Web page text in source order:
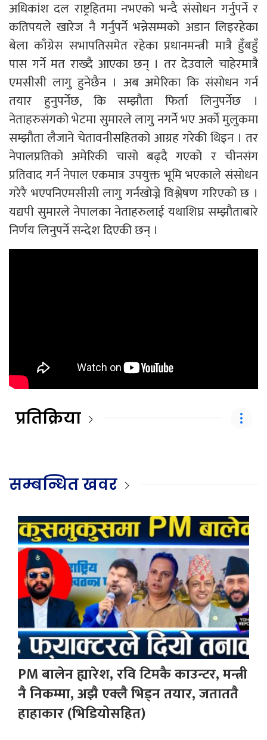
अधिकांश दल राष्ट्रहितमा नभएको भन्दै संसोधन गर्नुपर्ने र
कतिपयले खारेज नै गर्नुपर्ने भन्नेसम्मको अडान लिइरहेका
बेला काँग्रेस सभापतिसमेत रहेका प्रधानमन्त्री मात्रै हुँबहुँ
पास गर्ने मत राख्दै आएका छन् । तर देउवाले चाहेरमात्रै
एमसीसी लागु हुनेछैन । अब अमेरिका कि संसोधन गर्न
तयार हुनुपर्नेछ, कि सम्झौता फिर्ता लिनुपर्नेछ ।
नेताहरुसंगको भेटमा सुमारले लागु नगर्ने भए अर्काे मुलुकमा
सम्झौता लैजाने चेतावनीसहितको आग्रह गरेकी थिइन । तर
नेपालप्रतिको अमेरिकी चासो बढ्दै गएको र चीनसंग
प्रतिवाद गर्न नेपाल एकमात्र उपयुक्त भूमि भएकाले संसोधन
गरेरै भएपनिएमसीसी लागु गर्नखोज्ने विश्लेषण गरिएको छ ।
यद्यपी सुमारले नेपालका नेताहरुलाई यथाशिघ्र सम्झौताबारे
निर्णय लिनुपर्ने सन्देश दिएकी छन् ।
प्रतिक्रिया
सम्बन्धित खवर
PM बालेन ह्यारेश, रवि टिमकै काउन्टर, मन्त्री
नै निकम्मा, अझै एक्लै भिड्न तयार, जताततै
हाहाकार (भिडियोसहित)